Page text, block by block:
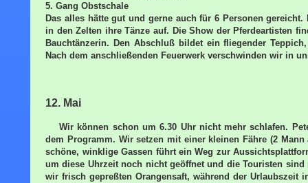
5. Gang Obstschale
Das alles hätte gut und gerne auch für 6 Personen
in den Zelten ihre Tänze auf. Die Show der Pferdeartisten
Bauchtänzerin. Den Abschluß bildet ein fliegender
Nach dem anschließenden Feuerwerk verschwinden wir in
12. Mai
Wir können schon um 6.30 Uhr nicht mehr schlafen.
dem Programm. Wir setzen mit einer kleinen Fähre (2
schöne, winklige Gassen führt ein Weg zur
um diese Uhrzeit noch nicht geöffnet und die Touristen
wir frisch gepreßten Orangensaft, während der